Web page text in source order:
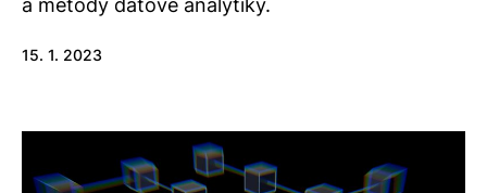
a metody datové analytiky.
15. 1. 2023